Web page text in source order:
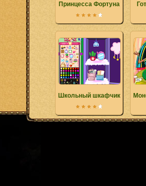
Принцесса Фортуна
Школьный шкафчик